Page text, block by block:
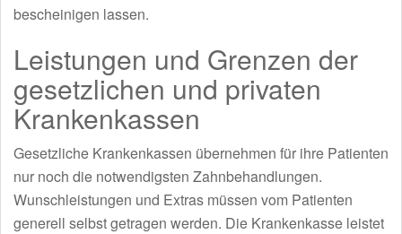
bescheinigen lassen.
Leistungen und Grenzen der
gesetzlichen und privaten
Krankenkassen
Gesetzliche Krankenkassen übernehmen für ihre Patienten
nur noch die notwendigsten Zahnbehandlungen.
Wunschleistungen und Extras müssen vom Patienten
generell selbst getragen werden. Die Krankenkasse leistet